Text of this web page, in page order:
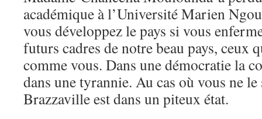
académique à l’Université Marien
vous développez le pays si vous
futurs cadres de notre beau pays, ceux
comme vous. Dans une démocratie la
dans une tyrannie. Au cas où vous ne
Brazzaville est dans un piteux état.